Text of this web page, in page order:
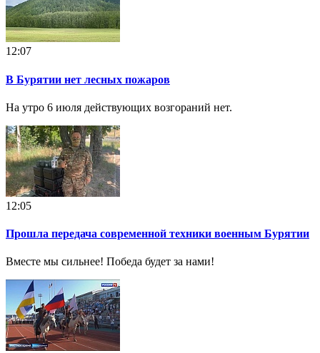
12:07
В Бурятии нет лесных пожаров
На утро 6 июля действующих возгораний нет.
12:05
Прошла передача современной техники военным Бурятии
Вместе мы сильнее! Победа будет за нами!